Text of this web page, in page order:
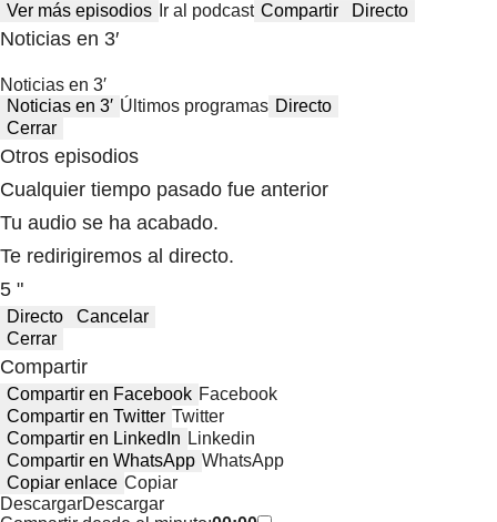
Ver más episodios Ir al podcast Compartir Directo
Noticias en 3′
Noticias en 3′
Noticias en 3′ Últimos programas Directo
Cerrar
Otros episodios
Cualquier tiempo pasado fue anterior
Tu audio se ha acabado.
Te redirigiremos al directo.
5 "
Directo
Cancelar
Cerrar
Compartir
Compartir en Facebook Facebook
Compartir en Twitter Twitter
Compartir en LinkedIn Linkedin
Compartir en WhatsApp WhatsApp
Copiar enlace Copiar
DescargarDescargar